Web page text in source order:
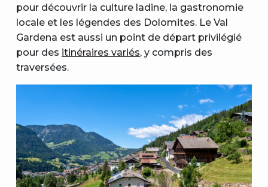
pour découvrir la culture ladine, la gastronomie
locale et les légendes des Dolomites. Le Val
Gardena est aussi un point de départ privilégié
pour des itinéraires variés, y compris des
traversées.